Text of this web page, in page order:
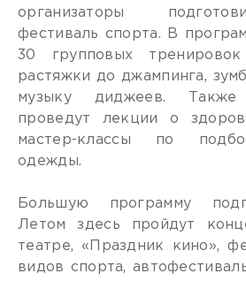
организаторы
фестиваль спорта. В
30 групповых
растяжки до джампинга,
музыку диджеев.
проведут лекции о
мастер-классы по
одежды.
Большую программу
Летом здесь пройдут
театре, «Праздник кино»,
видов спорта,